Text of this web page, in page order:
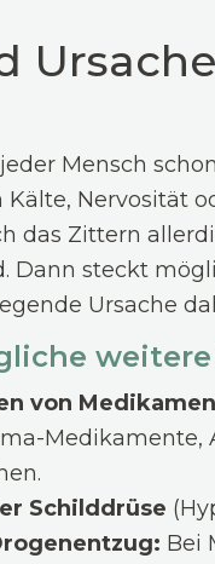
Mensch
Kälte, Nervosität
das Zittern
Dann steckt
Ursache
von
Medikamente,
Schilddrüse
Bei